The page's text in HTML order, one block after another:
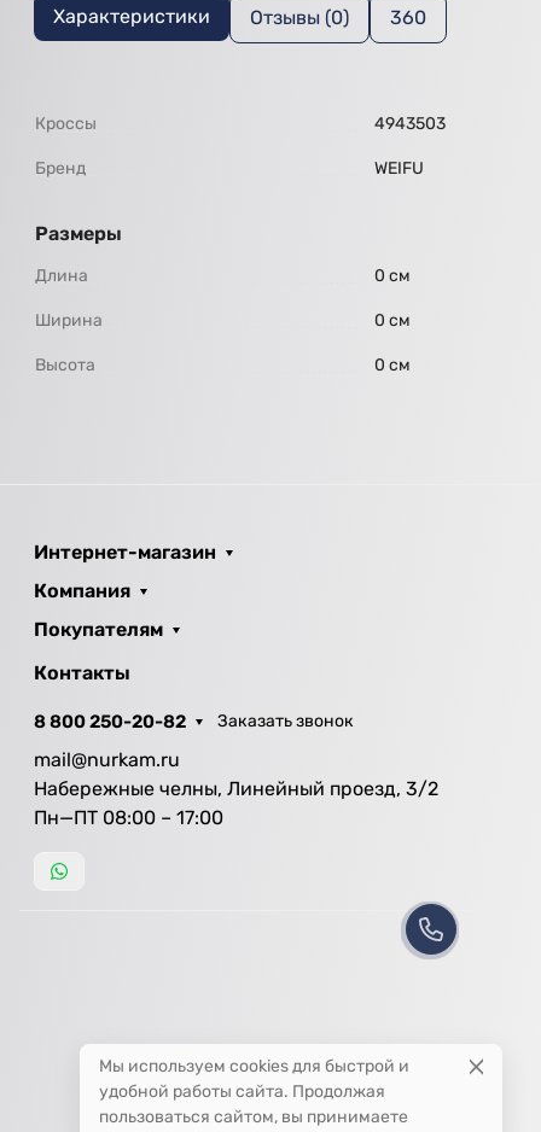
Характеристики Отзывы (0) 360
Кроссы 4943503
Бренд WEIFU
Размеры
Длина 0 см
Ширина 0 см
Высота 0 см
Интернет-магазин
Компания
Покупателям
Контакты
8 800 250-20-82 Заказать звонок
mail@nurkam.ru
Набережные челны, Линейный проезд, 3/2
Пн—ПТ 08:00 – 17:00
Мы используем cookies для быстрой и
удобной работы сайта. Продолжая
пользоваться сайтом, вы принимаете